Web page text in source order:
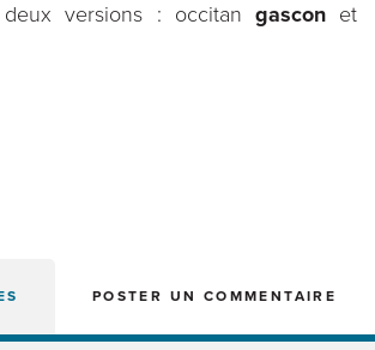
versions : occitan gasconet
POSTER UN COMMENTAIRE